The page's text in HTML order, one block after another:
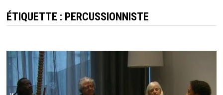
ÉTIQUETTE : PERCUSSIONNISTE